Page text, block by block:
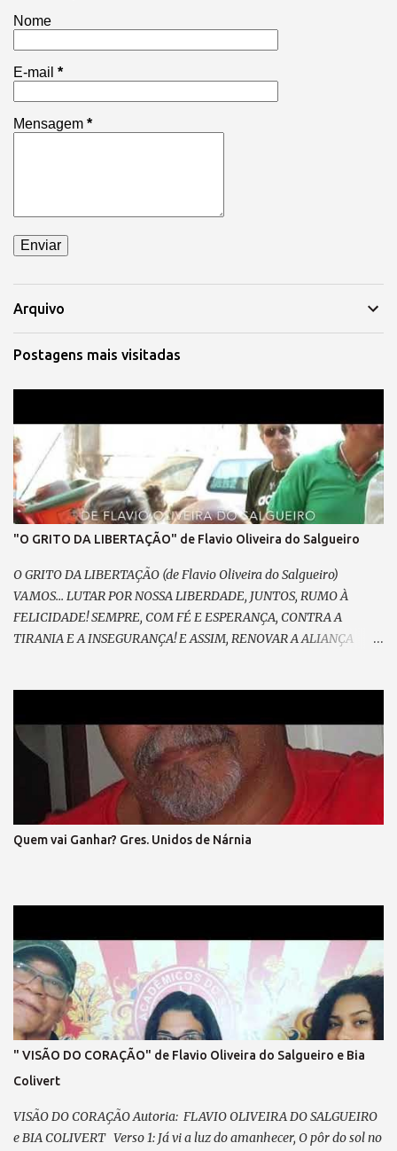
Nome
E-mail *
Mensagem *
Arquivo
Postagens mais visitadas
"O GRITO DA LIBERTAÇÃO" de Flavio Oliveira do Salgueiro
O GRITO DA LIBERTAÇÃO (de Flavio Oliveira do Salgueiro)
VAMOS... LUTAR POR NOSSA LIBERDADE, JUNTOS, RUMO À
FELICIDADE! SEMPRE, COM FÉ E ESPERANÇA, CONTRA A
TIRANIA E A INSEGURANÇA! E ASSIM, RENOVAR A ALIANÇA
BRILHAR! (refrão 1) DE MÃOS DADAS, DE CORAÇÃO, O GRITO DA
LIBERTAÇÃO ! E ENTÃO, VAMOS VOLTAR A SORRIR, SEM MEDO...
DO QUE HÁ DE VIR. LIBERTAR... A EXPRESSÃO E A
DEMOCRACIA, SEM FARSA, SEM IDEOLOGIA! SENTIR, SEM
ARDIL O DIREITO, O FIM DA VINGANÇA, E DO PRECONCEITO! A
LEI MAIOR TRIUNFAR O PAIS EM HARMONIA, VIVER, DE TODO,
A CIDADANIA VEM PRA RUA, VEM LUTAR, NOSSA VOZ VAI
Quem vai Ganhar? Gres. Unidos de Nárnia
" VISÃO DO CORAÇÃO" de Flavio Oliveira do Salgueiro e Bia
Colivert
VISÃO DO CORAÇÃO Autoria: FLAVIO OLIVEIRA DO SALGUEIRO
e BIA COLIVERT Verso 1: Já vi a luz do amanhecer, O pôr do sol no